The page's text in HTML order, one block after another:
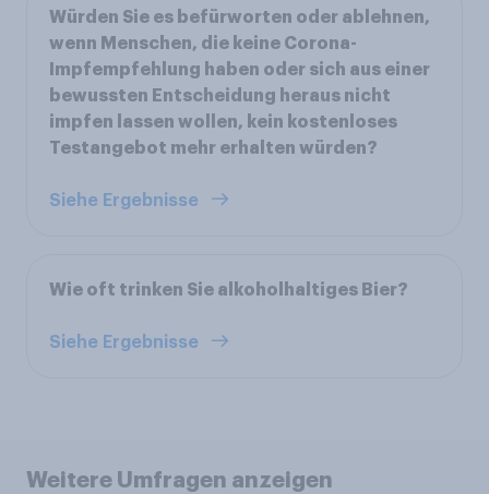
Würden Sie es befürworten oder ablehnen,
wenn Menschen, die keine Corona-
Impfempfehlung haben oder sich aus einer
bewussten Entscheidung heraus nicht
impfen lassen wollen, kein kostenloses
Testangebot mehr erhalten würden?
Siehe Ergebnisse
Wie oft trinken Sie alkoholhaltiges Bier?
Siehe Ergebnisse
Weitere Umfragen anzeigen